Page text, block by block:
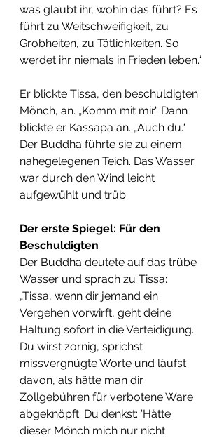
was glaubt ihr, wohin das führt? Es
führt zu Weitschweifigkeit, zu
Grobheiten, zu Tätlichkeiten. So
werdet ihr niemals in Frieden leben.“
​Er blickte Tissa, den beschuldigten
Mönch, an. „Komm mit mir.“ Dann
blickte er Kassapa an. „Auch du.“ ​
Der Buddha führte sie zu einem
nahegelegenen Teich. Das Wasser
war durch den Wind leicht
aufgewühlt und trüb.
Der erste Spiegel: Für den
Beschuldigten
​Der Buddha deutete auf das trübe
Wasser und sprach zu Tissa:
„Tissa, wenn dir jemand ein
Vergehen vorwirft, geht deine
Haltung sofort in die Verteidigung.
Du wirst zornig, sprichst
missvergnügte Worte und läufst
davon, als hätte man dir
Zollgebühren für verbotene Ware
abgeknöpft. Du denkst: 'Hätte
dieser Mönch mich nur nicht